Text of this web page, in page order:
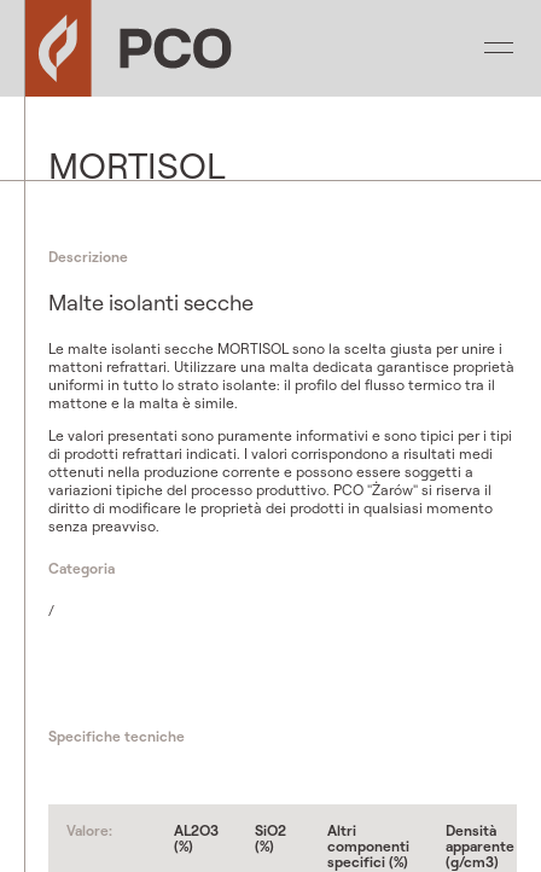
MORTISOL
Descrizione
Malte isolanti secche
Le malte isolanti secche MORTISOL sono la scelta giusta per unire i
mattoni refrattari. Utilizzare una malta dedicata garantisce proprietà
uniformi in tutto lo strato isolante: il profilo del flusso termico tra il
mattone e la malta è simile.
Le valori presentati sono puramente informativi e sono tipici per i tipi
di prodotti refrattari indicati. I valori corrispondono a risultati medi
ottenuti nella produzione corrente e possono essere soggetti a
variazioni tipiche del processo produttivo. PCO "Żarów" si riserva il
diritto di modificare le proprietà dei prodotti in qualsiasi momento
senza preavviso.
Categoria
/
Specifiche tecniche
Valore:
AL2O3
(%)
SiO2
(%)
Altri
componenti
specifici (%)
Densità
apparente
(g/cm3)